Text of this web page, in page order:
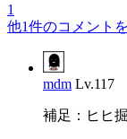
1
他1件のコメント
mdm Lv.117
補足：ヒヒ